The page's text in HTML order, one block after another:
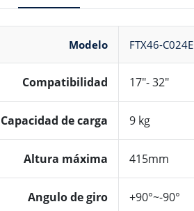
Modelo FTX46-C024E
Compatibilidad 17″- 32″
Capacidad de carga 9 kg
Altura máxima 415mm
Angulo de giro +90°~-90°